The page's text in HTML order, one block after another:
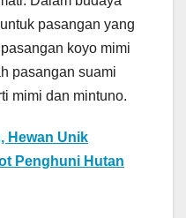
pasangan yang
koyo mimi
pasangan suami
mimi dan mintuno.
Hewan Unik
Penghuni Hutan